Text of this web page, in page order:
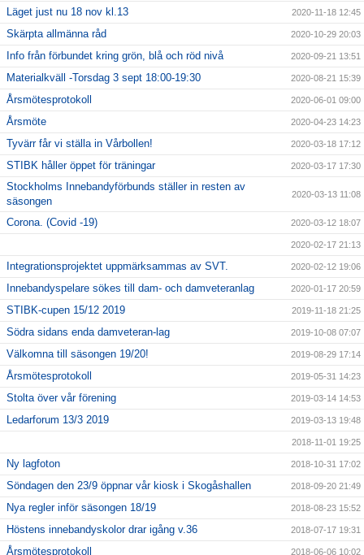
Läget just nu 18 nov kl.13 2020-11-18 12:45
Skärpta allmänna råd 2020-10-29 20:03
Info från förbundet kring grön, blå och röd nivå 2020-09-21 13:51
Materialkväll -Torsdag 3 sept 18:00-19:30 2020-08-21 15:39
Årsmötesprotokoll 2020-06-01 09:00
Årsmöte 2020-04-23 14:23
Tyvärr får vi ställa in Vårbollen! 2020-03-18 17:12
STIBK håller öppet för träningar 2020-03-17 17:30
Stockholms Innebandyförbunds ställer in resten av
säsongen
2020-03-13 11:08
Corona. (Covid -19) 2020-03-12 18:07
2020-02-17 21:13
Integrationsprojektet uppmärksammas av SVT. 2020-02-12 19:06
Innebandyspelare sökes till dam- och damveteranlag 2020-01-17 20:59
STIBK-cupen 15/12 2019 2019-11-18 21:25
Södra sidans enda damveteran-lag 2019-10-08 07:07
Välkomna till säsongen 19/20! 2019-08-29 17:14
Årsmötesprotokoll 2019-05-31 14:23
Stolta över vår förening 2019-03-14 14:53
Ledarforum 13/3 2019 2019-03-13 19:48
2018-11-01 19:25
Ny lagfoton 2018-10-31 17:02
Söndagen den 23/9 öppnar vår kiosk i Skogåshallen 2018-09-20 21:49
Nya regler inför säsongen 18/19 2018-08-23 15:52
Höstens innebandyskolor drar igång v.36 2018-07-17 19:31
Årsmötesprotokoll 2018-06-06 10:02